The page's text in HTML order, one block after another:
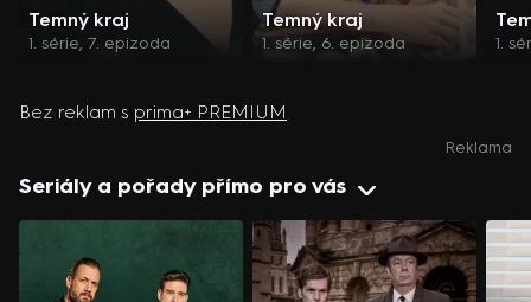
Temný kraj
1. série, 7. epizoda
Temný kraj
1. série, 6. epizoda 1.
Bez reklam s prima+ PREMIUM
Reklama
Seriály a pořady přímo pro vás